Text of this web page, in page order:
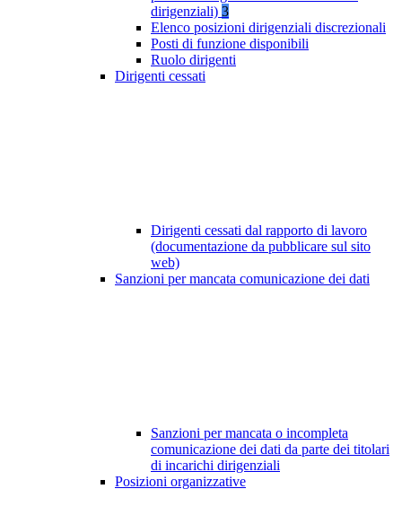
dirigenziali) 3
Elenco posizioni dirigenziali discrezionali
Posti di funzione disponibili
Ruolo dirigenti
Dirigenti cessati
Dirigenti cessati dal rapporto di lavoro
(documentazione da pubblicare sul sito
web)
Sanzioni per mancata comunicazione dei dati
Sanzioni per mancata o incompleta
comunicazione dei dati da parte dei titolari
di incarichi dirigenziali
Posizioni organizzative